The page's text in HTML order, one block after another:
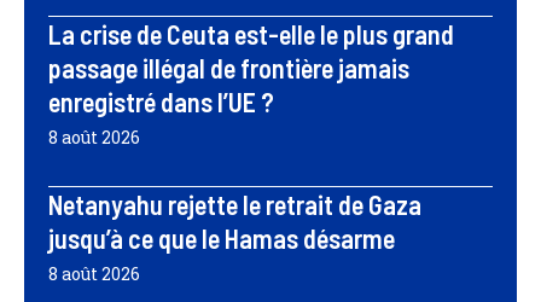
La crise de Ceuta est-elle le plus grand
passage illégal de frontière jamais
enregistré dans l’UE ?
8 août 2026
Netanyahu rejette le retrait de Gaza
jusqu’à ce que le Hamas désarme
8 août 2026